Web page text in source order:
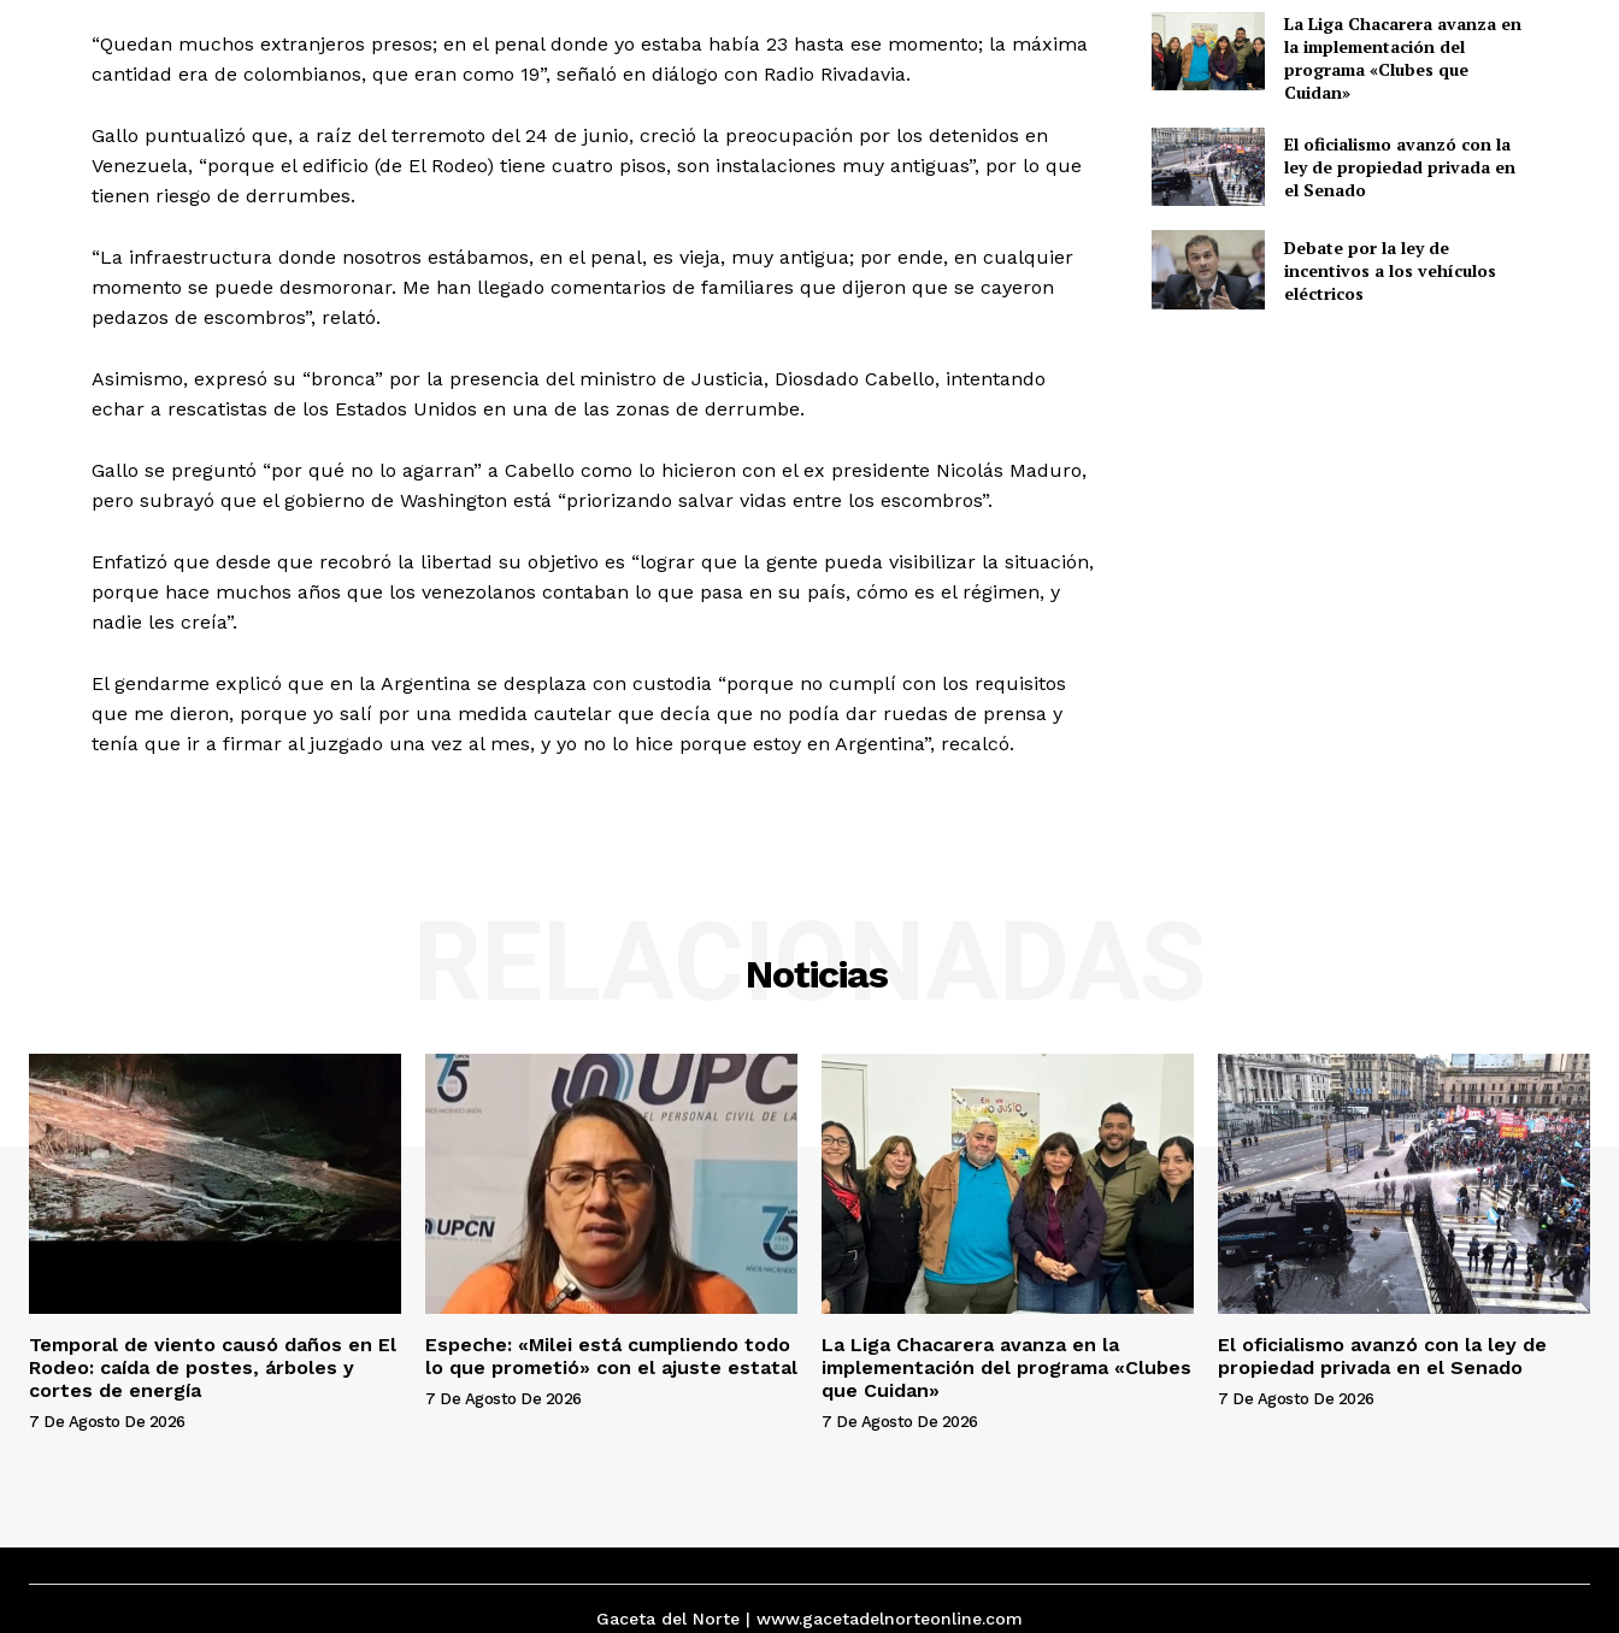
“Quedan muchos extranjeros presos; en el penal donde yo estaba había 23 hasta ese momento; la máxima
cantidad era de colombianos, que eran como 19”, señaló en diálogo con Radio Rivadavia.
Gallo puntualizó que, a raíz del terremoto del 24 de junio, creció la preocupación por los detenidos en
Venezuela, “porque el edificio (de El Rodeo) tiene cuatro pisos, son instalaciones muy antiguas”, por lo que
tienen riesgo de derrumbes.
“La infraestructura donde nosotros estábamos, en el penal, es vieja, muy antigua; por ende, en cualquier
momento se puede desmoronar. Me han llegado comentarios de familiares que dijeron que se cayeron
pedazos de escombros”, relató.
Asimismo, expresó su “bronca” por la presencia del ministro de Justicia, Diosdado Cabello, intentando
echar a rescatistas de los Estados Unidos en una de las zonas de derrumbe.
Gallo se preguntó “por qué no lo agarran” a Cabello como lo hicieron con el ex presidente Nicolás Maduro,
pero subrayó que el gobierno de Washington está “priorizando salvar vidas entre los escombros”.
Enfatizó que desde que recobró la libertad su objetivo es “lograr que la gente pueda visibilizar la situación,
porque hace muchos años que los venezolanos contaban lo que pasa en su país, cómo es el régimen, y
nadie les creía”.
El gendarme explicó que en la Argentina se desplaza con custodia “porque no cumplí con los requisitos
que me dieron, porque yo salí por una medida cautelar que decía que no podía dar ruedas de prensa y
tenía que ir a firmar al juzgado una vez al mes, y yo no lo hice porque estoy en Argentina”, recalcó.
La Liga Chacarera avanza en
la implementación del
programa «Clubes que
Cuidan»
El oficialismo avanzó con la
ley de propiedad privada en
el Senado
Debate por la ley de
incentivos a los vehículos
eléctricos
Noticias
RELACIONADAS
Temporal de viento causó daños en El
Rodeo: caída de postes, árboles y
cortes de energía
7 De Agosto De 2026
Espeche: «Milei está cumpliendo todo
lo que prometió» con el ajuste estatal
7 De Agosto De 2026
La Liga Chacarera avanza en la
implementación del programa «Clubes
que Cuidan»
7 De Agosto De 2026
El oficialismo avanzó con la ley de
propiedad privada en el Senado
7 De Agosto De 2026
Gaceta del Norte | www.gacetadelnorteonline.com